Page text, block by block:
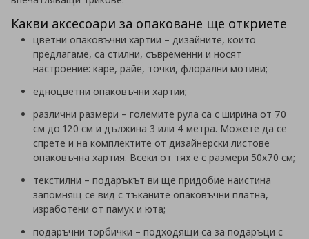
Какви аксесоари за опаковане ще откриете
цветни опаковъчни хартии – дизайните, които
предлагаме, са стилни, съвременни и носят
настроение: каре, райе, точки, флорални мотиви;
едноцветни опаковъчни хартии;
различни размери – големите рула са с ширина от 70
см до 120 см и дължина 3 или 4 метра. Можете да се
спрете и на комплектите от дизайнерски листове
опаковъчна хартия. Всеки от тях е с размери 50х70 см;
текстилни – подаръкът ви ще придобие наистина
запомнящ се вид с тъканите опаковъчни платна,
изработени от памук и юта;
подаръчни торбички – подходящи са за подаръци с